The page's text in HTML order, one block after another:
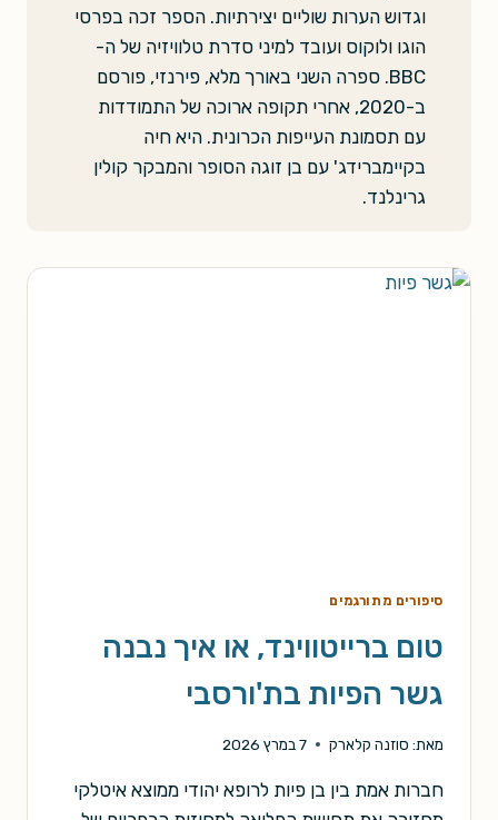
וגדוש הערות שוליים יצירתיות. הספר זכה בפרסי
הוגו ולוקוס ועובד למיני סדרת טלוויזיה של ה-
BBC. ספרה השני באורך מלא, פירנזי, פורסם
ב-2020, אחרי תקופה ארוכה של התמודדות
עם תסמונת העייפות הכרונית. היא חיה
בקיימברידג' עם בן זוגה הסופר והמבקר קולין
גרינלנד.
סיפורים מתורגמים
טום ברייטווינד, או איך נבנה
גשר הפיות בת'ורסבי
מאת: סוזנה קלארק 7 במרץ 2026
חברות אמת בין בן פיות לרופא יהודי ממוצא איטלקי